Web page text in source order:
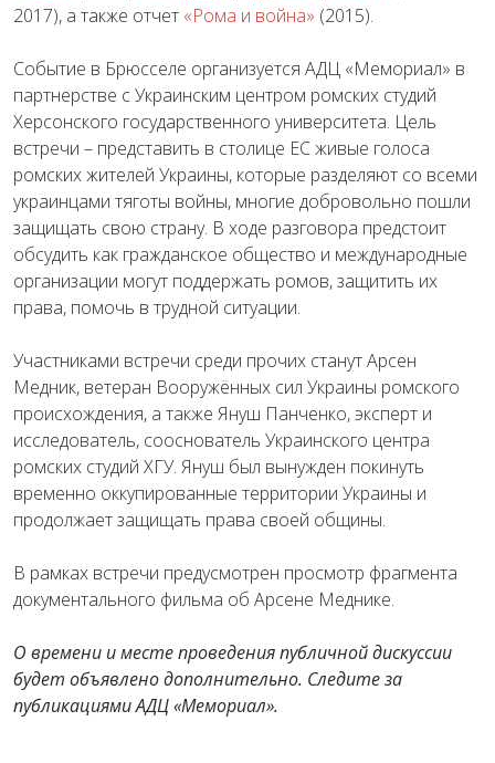
2017), а также отчет «Рома и война» (2015).
Событие в Брюсселе организуется АДЦ «Мемориал» в
партнерстве с Украинским центром ромских студий
Херсонского государственного университета. Цель
встречи – представить в столице ЕС живые голоса
ромских жителей Украины, которые разделяют со всеми
украинцами тяготы войны, многие добровольно пошли
защищать свою страну. В ходе разговора предстоит
обсудить как гражданское общество и международные
организации могут поддержать ромов, защитить их
права, помочь в трудной ситуации.
Участниками встречи среди прочих станут Арсен
Медник, ветеран Вооружённых сил Украины ромского
происхождения, а также Януш Панченко, эксперт и
исследователь, сооснователь Украинского центра
ромских студий ХГУ. Януш был вынужден покинуть
временно оккупированные территории Украины и
продолжает защищать права своей общины.
В рамках встречи предусмотрен просмотр фрагмента
документального фильма об Арсене Меднике.
О времени и месте проведения публичной дискуссии
будет объявлено дополнительно. Следите за
публикациями АДЦ «Мемориал».